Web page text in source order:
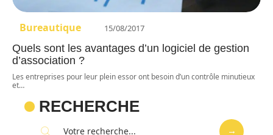
Bureautique 15/08/2017
Quels sont les avantages d’un logiciel de gestion
d’association ?
Les entreprises pour leur plein essor ont besoin d’un contrôle minutieux
et…
RECHERCHE